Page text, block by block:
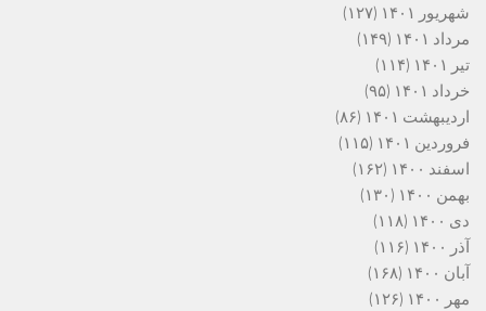
شهریور ۱۴۰۱
(۱۲۷)
مرداد ۱۴۰۱
(۱۴۹)
تیر ۱۴۰۱
(۱۱۴)
خرداد ۱۴۰۱
(۹۵)
اردیبهشت ۱۴۰۱
(۸۶)
فروردین ۱۴۰۱
(۱۱۵)
اسفند ۱۴۰۰
(۱۶۲)
بهمن ۱۴۰۰
(۱۳۰)
دی ۱۴۰۰
(۱۱۸)
آذر ۱۴۰۰
(۱۱۶)
آبان ۱۴۰۰
(۱۶۸)
مهر ۱۴۰۰
(۱۲۶)